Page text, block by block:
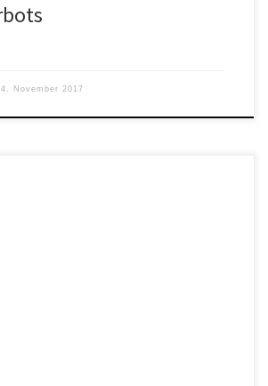
November 2017